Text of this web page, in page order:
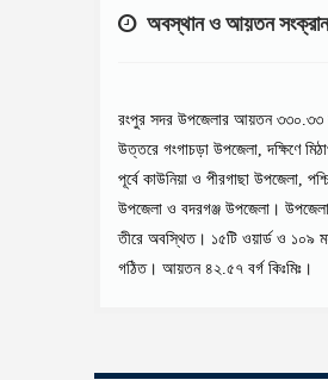
অবস্থান ও আয়তন
রংপুর সদর উপজেলার আয়তন ৩৩০.৩৩
উত্তরে গংগাচড়া উপজেলা, দক্ষিণে
পূর্বে কাউনিয়া ও পীরগাছা উপজেলা,
উপজেলা ও বদরগঞ্জ উপজেলা।
তীরে অবস্থিত। ১৫টি ওয়ার্ড ও ১০৯
গঠিত। আয়তন ৪২.৫৭ বর্গ কিঃমিঃ।